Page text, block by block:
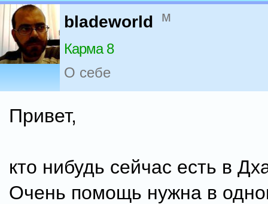
bladeworld м
Карма 8
О себе
Привет,
кто нибудь сейчас есть в
Очень помощь нужна в